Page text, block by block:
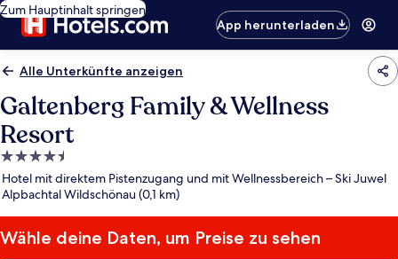
Zum Hauptinhalt springen
App herunterladen
Alle Unterkünfte anzeigen
Galtenberg Family & Wellness
Resort
4.5-
Sterne-
Unterkunft
Hotel mit direktem Pistenzugang und mit Wellnessbereich – Ski Juwel
Alpbachtal Wildschönau (0,1 km)
Wähle deine Daten, um Preise zu sehen